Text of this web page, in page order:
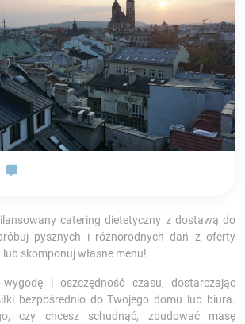
catering dietetyczny z dostawą do
pysznych i różnorodnych dań z oferty
skomponuj własne menu!
i oszczędność czasu, dostarczając
bezpośrednio do Twojego domu lub biura.
czy chcesz schudnąć, zbudować masę